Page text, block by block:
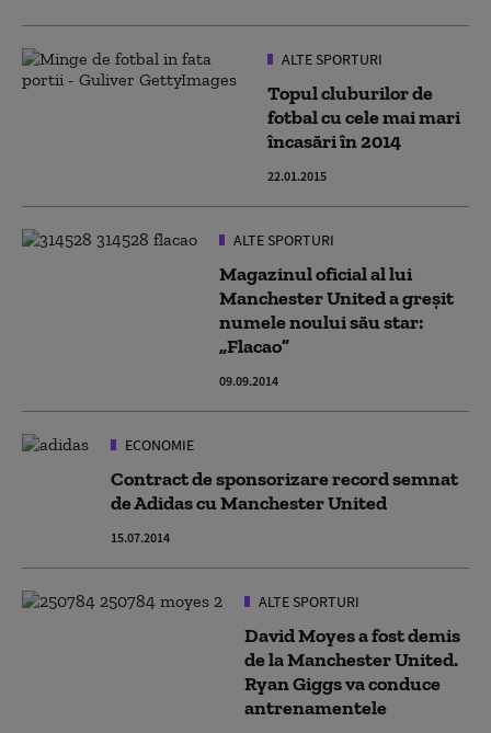
ALTE SPORTURI
Topul cluburilor de
fotbal cu cele mai mari
încasări în 2014
22.01.2015
ALTE SPORTURI
Magazinul oficial al lui
Manchester United a greșit
numele noului său star:
„Flacao”
09.09.2014
ECONOMIE
Contract de sponsorizare record semnat
de Adidas cu Manchester United
15.07.2014
ALTE SPORTURI
David Moyes a fost demis
de la Manchester United.
Ryan Giggs va conduce
antrenamentele